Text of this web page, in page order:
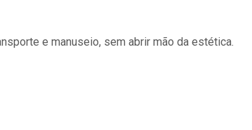
e manuseio, sem abrir mão da estética.​